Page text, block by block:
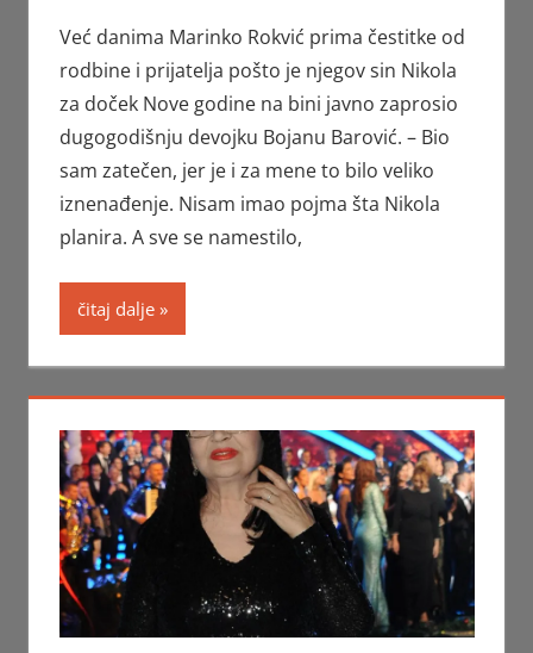
Već danima Marinko Rokvić prima čestitke od
rodbine i prijatelja pošto je njegov sin Nikola
za doček Nove godine na bini javno zaprosio
dugogodišnju devojku Bojanu Barović. – Bio
sam zatečen, jer je i za mene to bilo veliko
iznenađenje. Nisam imao pojma šta Nikola
planira. A sve se namestilo,
čitaj dalje